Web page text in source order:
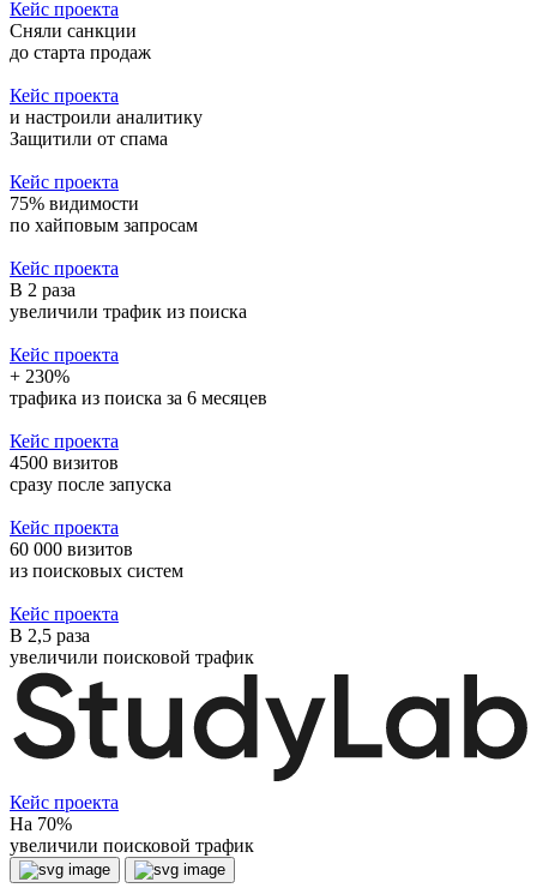
Кейс проекта
Сняли санкции
до старта продаж
Кейс проекта
и настроили аналитику
Защитили от спама
Кейс проекта
75% видимости
по хайповым запросам
Кейс проекта
В 2 раза
увеличили трафик из поиска
Кейс проекта
+ 230%
трафика из поиска за 6 месяцев
Кейс проекта
4500 визитов
сразу после запуска
Кейс проекта
60 000 визитов
из поисковых систем
Кейс проекта
В 2,5 раза
увеличили поисковой трафик
Кейс проекта
На 70%
увеличили поисковой трафик